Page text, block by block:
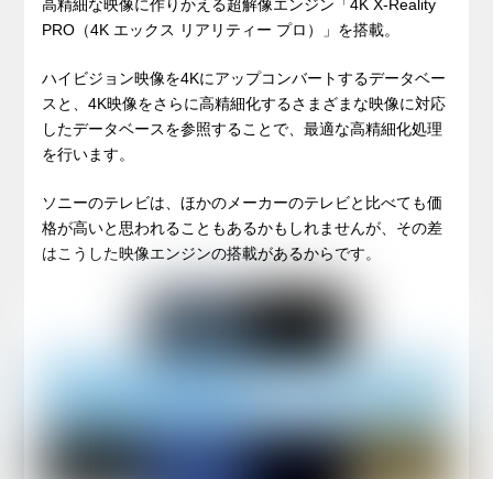
高精細な映像に作りかえる超解像エンジン「4K X-Reality
PRO（4K エックス リアリティー プロ）」を搭載。
ハイビジョン映像を4Kにアップコンバートするデータベー
スと、4K映像をさらに高精細化するさまざまな映像に対応
したデータベースを参照することで、最適な高精細化処理
を行います。
ソニーのテレビは、ほかのメーカーのテレビと比べても価
格が高いと思われることもあるかもしれませんが、その差
はこうした映像エンジンの搭載があるからです。